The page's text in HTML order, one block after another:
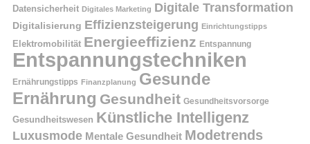
Datensicherheit Digitales Marketing Digitale Transformation
Digitalisierung Effizienzsteigerung Einrichtungstipps
Elektromobilität Energieeffizienz Entspannung
Entspannungstechniken
Ernährungstipps Finanzplanung Gesunde
Ernährung Gesundheit Gesundheitsvorsorge
Gesundheitswesen Künstliche Intelligenz
Luxusmode Mentale Gesundheit Modetrends